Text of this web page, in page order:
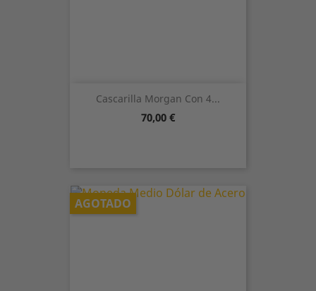
Cascarilla Morgan Con 4...
Precio
70,00 €
AGOTADO